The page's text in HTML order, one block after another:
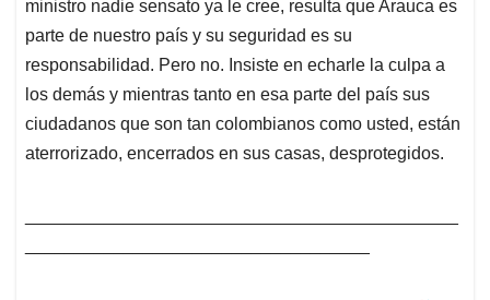
ministro nadie sensato ya le cree, resulta que Arauca es
parte de nuestro país y su seguridad es su
responsabilidad. Pero no. Insiste en echarle la culpa a
los demás y mientras tanto en esa parte del país sus
ciudadanos que son tan colombianos como usted, están
aterrorizado, encerrados en sus casas, desprotegidos.